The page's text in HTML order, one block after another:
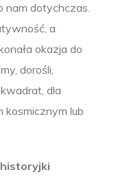
nam dotychczas.
a
okazja do
dorośli,
dla
kosmicznym lub